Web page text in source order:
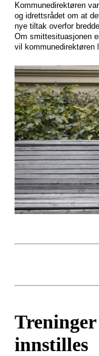
Kommunedirektøren
og idrettsrådet om at
nye tiltak overfor
Om smittesituasjonen
vil kommunedirektøren
innstilles